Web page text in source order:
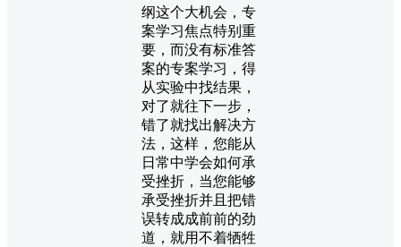
纲这个大机会，专
案学习焦点特别重
要，而没有标准答
案的专案学习，得
从实验中找结果，
对了就往下一步，
错了就找出解决方
法，这样，您能从
日常中学会如何承
受挫折，当您能够
承受挫折并且把错
误转成成前前的劲
道，就用不着牺牲